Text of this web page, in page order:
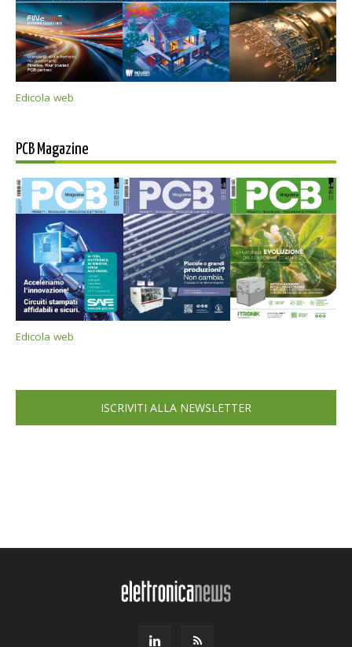
Edicola web
PCB Magazine
Edicola web
ISCRIVITI ALLA NEWSLETTER